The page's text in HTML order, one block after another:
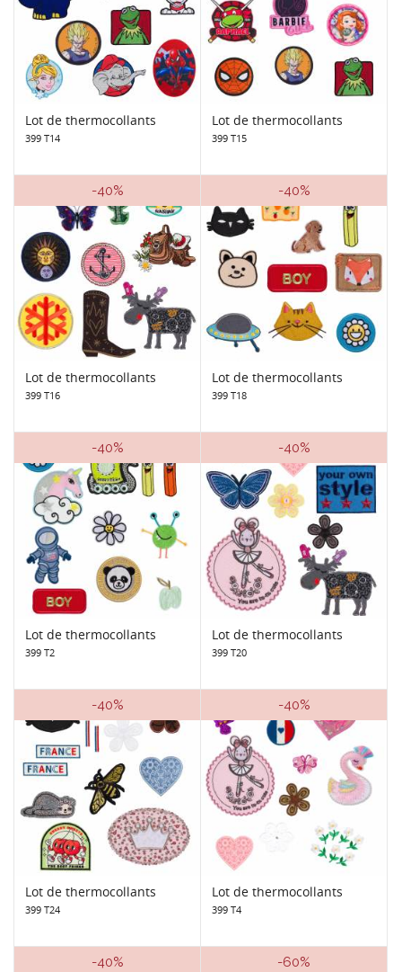
Lot de thermocollants
399 T14
Lot de thermocollants
399 T15
-40%
Lot de thermocollants
399 T16
-40%
Lot de thermocollants
399 T18
-40%
Lot de thermocollants
399 T2
-40%
Lot de thermocollants
399 T20
-40%
Lot de thermocollants
399 T24
-40%
Lot de thermocollants
399 T4
-40% -60%